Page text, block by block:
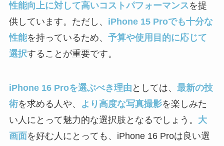
性能向上に対して高いコストパフォーマンスを提
供しています。ただし、 iPhone 15 Proでも十分な
性能を持っているため、 予算や使用目的に応じて
選択することが重要です。
iPhone 16 Proを選ぶべき理由 としては、 最新の技
術を求める人や、 より高度な写真撮影を楽しみた
い人にとって魅力的な選択肢となるでしょう。 大
画面を好む人にとっても、iPhone 16 Proは良い選